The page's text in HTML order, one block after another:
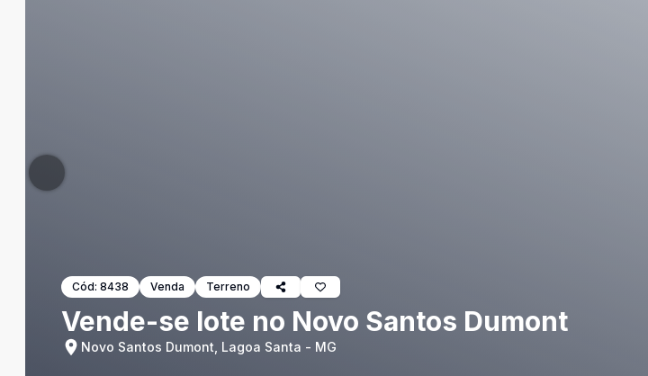
Cód: 8438 Venda Terreno
Vende-se lote no Novo Santos Dumont
Novo Santos Dumont, Lagoa Santa - MG